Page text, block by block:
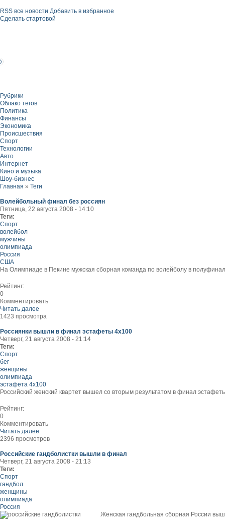
RSS все новости Добавить в избранное
Сделать стартовой
Рубрики
Облако тегов
Политика
Финансы
Экономика
Происшествия
Спорт
Технологии
Авто
Интернет
Кино и музыка
Шоу-бизнес
Главная » Теги
Волейбольный финал без россиян
Пятница, 22 августа 2008 - 14:10
Теги:
Спорт
волейбол
мужчины
олимпиада
Россия
США
На Олимпиаде в Пекине мужская сборная команда по волейболу в
Рейтинг:
0
Комментировать
Читать далее
1423 просмотра
Россиянки вышли в финал эстафеты 4х100
Четверг, 21 августа 2008 - 21:14
Теги:
Спорт
бег
женщины
олимпиада
эстафета 4х100
Российский женский квартет вышел со вторым результатом в финал
Рейтинг:
0
Комментировать
Читать далее
2396 просмотров
Российские гандболистки вышли в финал
Четверг, 21 августа 2008 - 21:13
Теги:
Спорт
гандбол
женщины
олимпиада
Россия
Женская гандбольная сборная России